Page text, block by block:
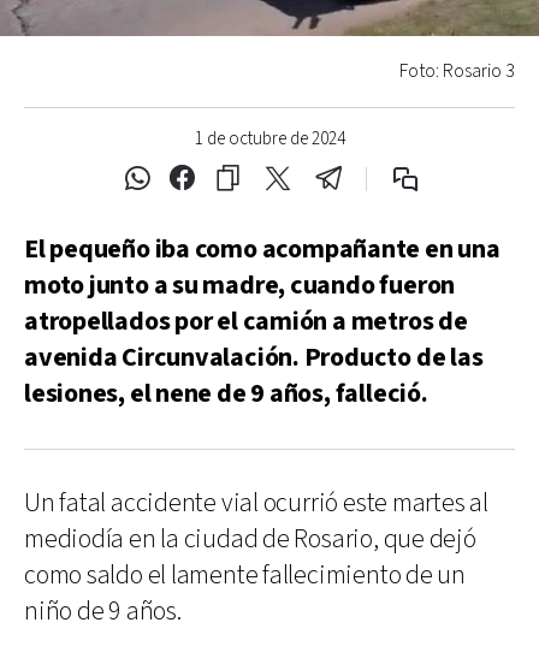
1 de octubre de 2024
Foto: Rosario 3
El pequeño iba como acompañante en una
moto junto a su madre, cuando fueron
atropellados por el camión a metros de
avenida Circunvalación. Producto de las
lesiones, el nene de 9 años, falleció.
Un fatal accidente vial ocurrió este martes al
mediodía en la ciudad de Rosario, que dejó
como saldo el lamente fallecimiento de un
niño de 9 años.